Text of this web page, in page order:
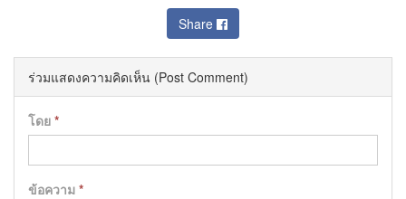
Share
ร่วมแสดงความคิดเห็น (Post Comment)
โดย *
ข้อความ *